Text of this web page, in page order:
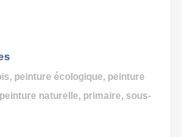
, peinture écologique, peinture
peinture naturelle, primaire, sous-